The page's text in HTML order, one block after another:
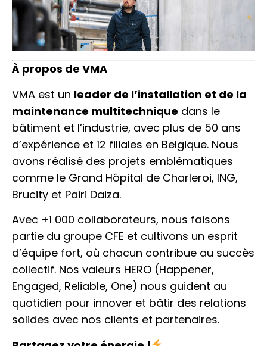
À propos de VMA
VMA est un leader de l’installation et de la
maintenance multitechnique dans le
bâtiment et l’industrie, avec plus de 50 ans
d’expérience et 12 filiales en Belgique. Nous
avons réalisé des projets emblématiques
comme le Grand Hôpital de Charleroi, ING,
Brucity et Pairi Daiza.
Avec +1 000 collaborateurs, nous faisons
partie du groupe CFE et cultivons un esprit
d’équipe fort, où chacun contribue au succès
collectif. Nos valeurs HERO (Happener,
Engaged, Reliable, One) nous guident au
quotidien pour innover et bâtir des relations
solides avec nos clients et partenaires.